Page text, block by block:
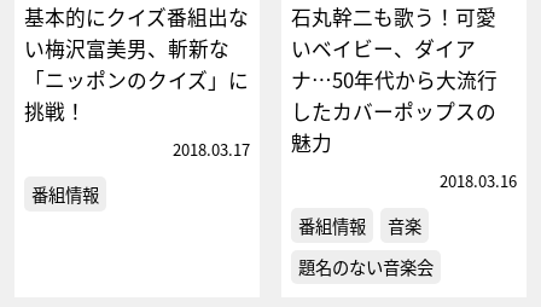
基本的にクイズ番組出な
い梅沢富美男、斬新な
「ニッポンのクイズ」に
挑戦！
2018.03.17
番組情報
石丸幹二も歌う！可愛
いベイビー、ダイア
ナ…50年代から大流行
したカバーポップスの
魅力
2018.03.16
番組情報
音楽
題名のない音楽会